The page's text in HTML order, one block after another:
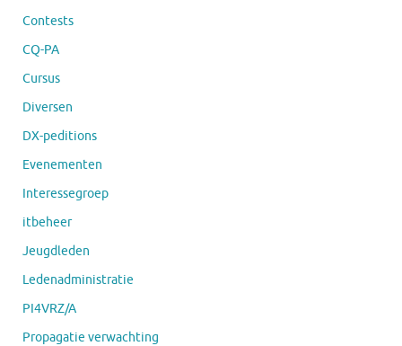
Contests
CQ-PA
Cursus
Diversen
DX-peditions
Evenementen
Interessegroep
itbeheer
Jeugdleden
Ledenadministratie
PI4VRZ/A
Propagatie verwachting